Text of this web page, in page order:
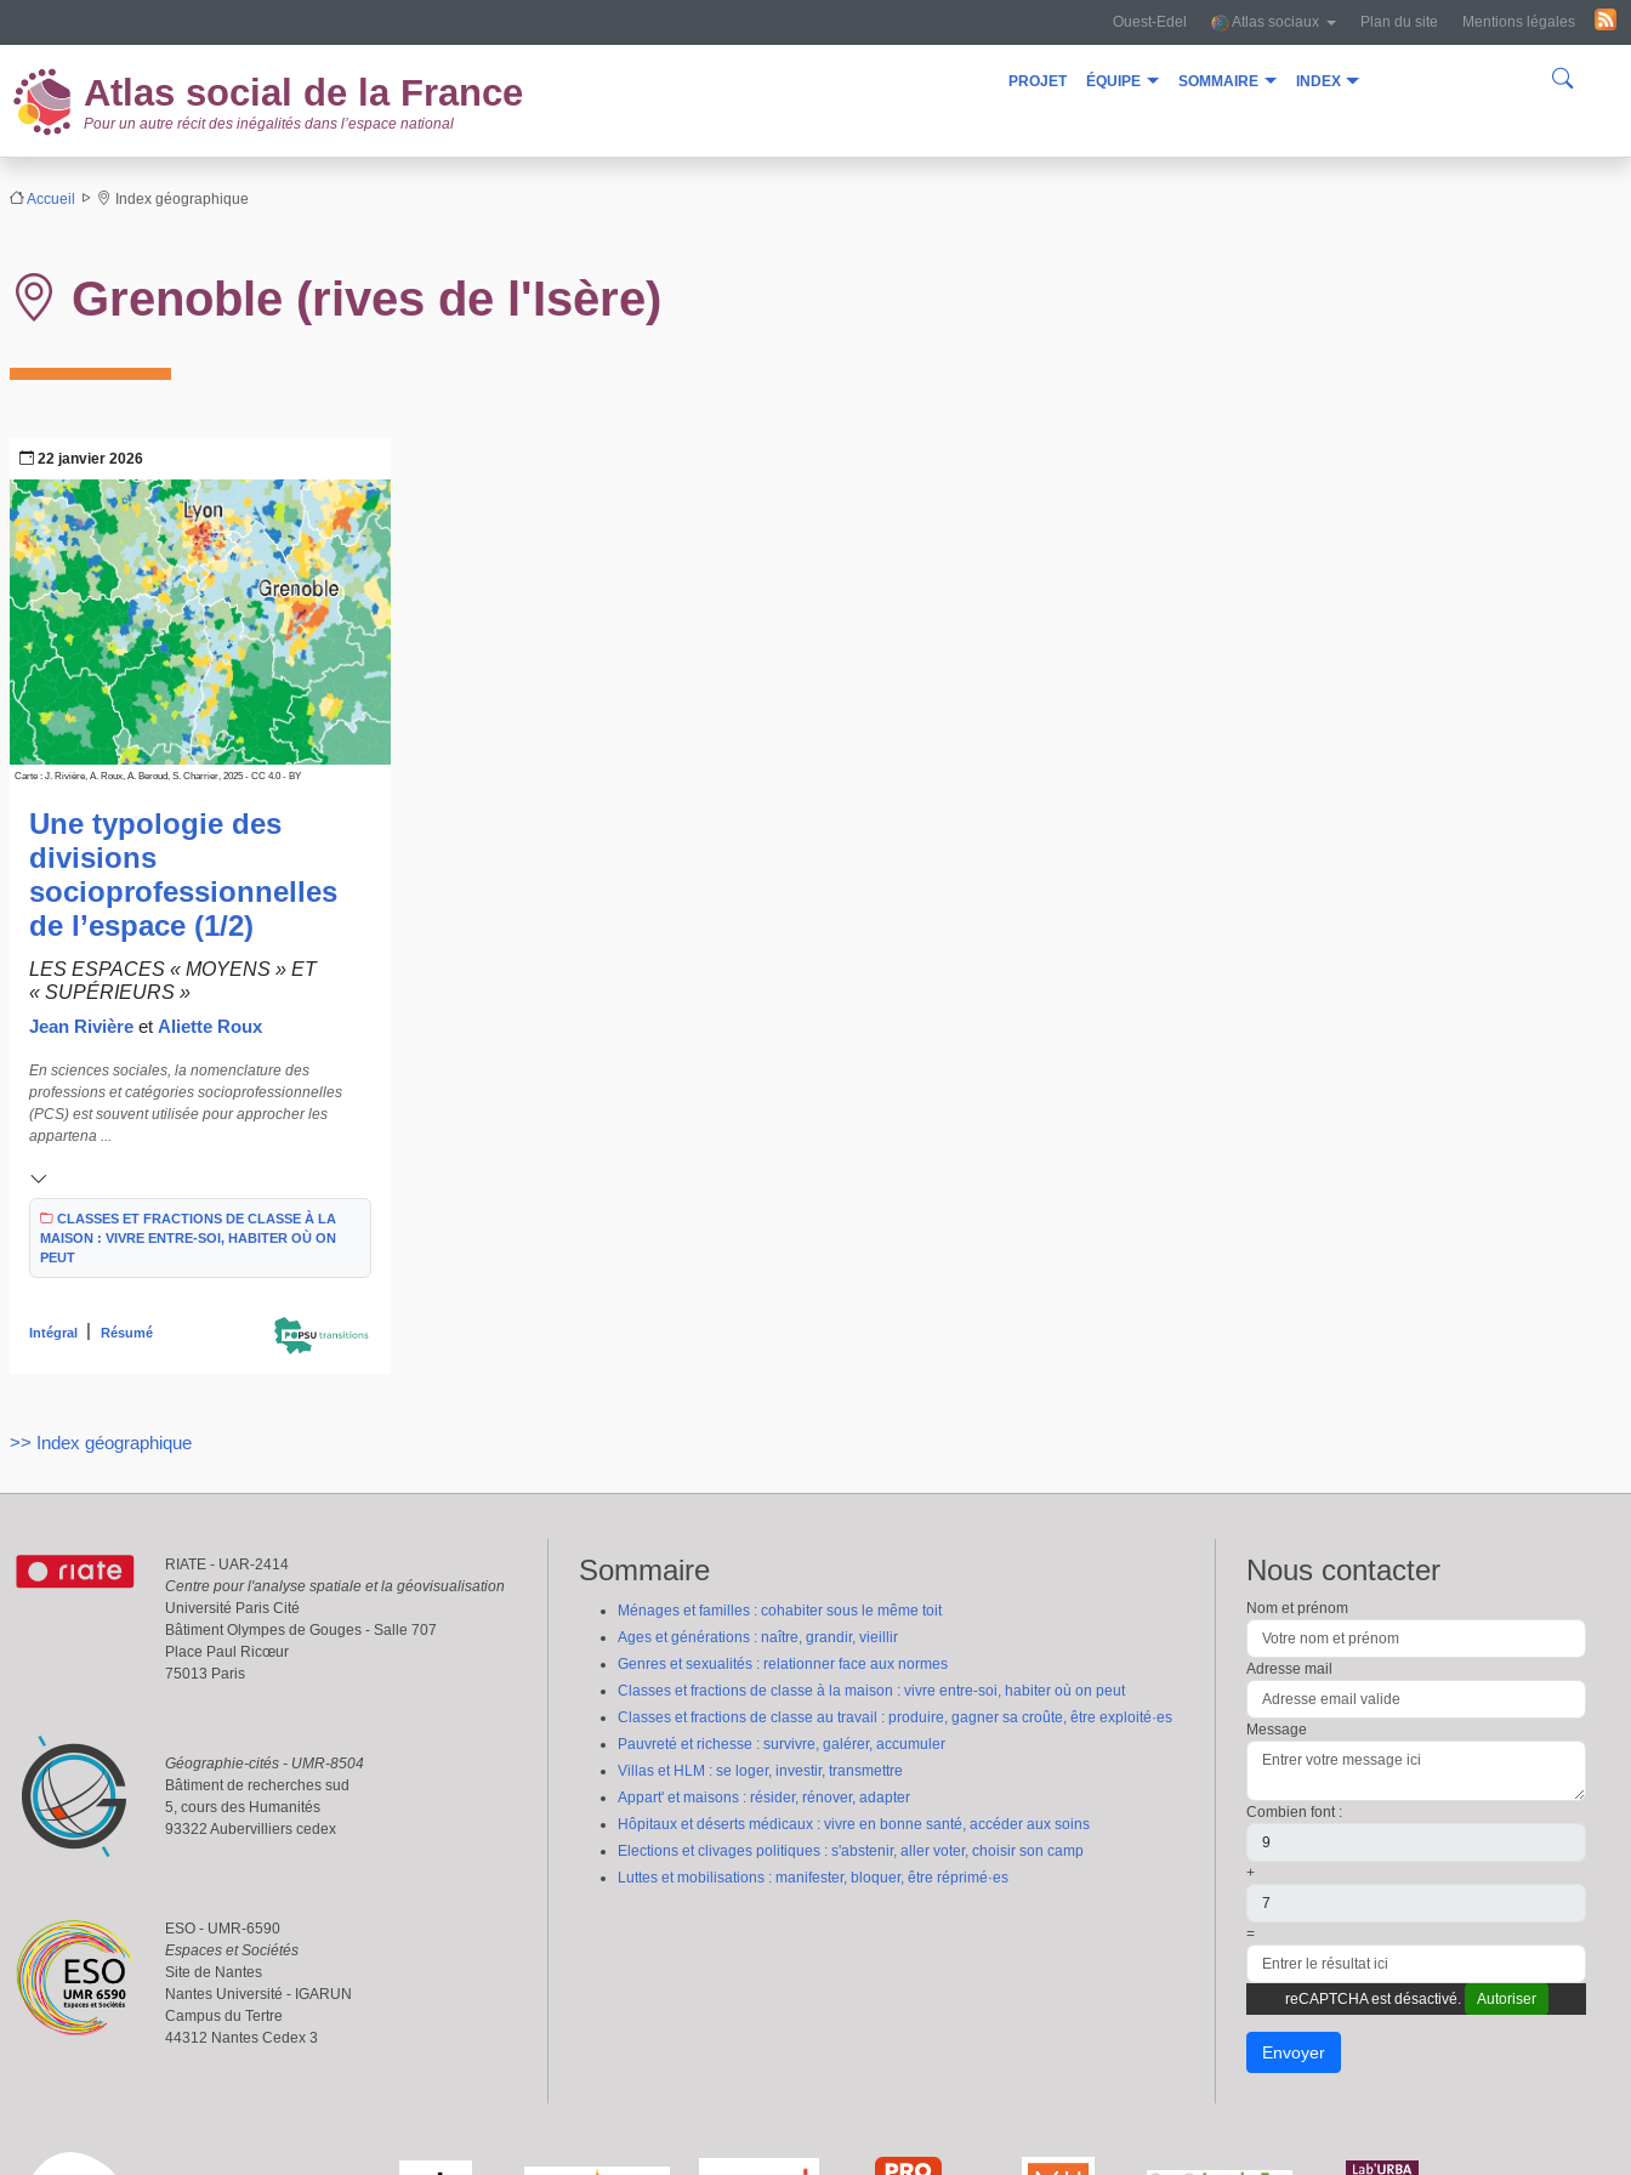
Ouest-Edel Atlas sociaux Plan du site Mentions légales
Atlas social de la France
Pour un autre récit des inégalités dans l’espace national
projet équipe sommaire index
Accueil Index géographique
Grenoble (rives de l'Isère)
22 janvier 2026
Carte : J. Rivière, A. Roux, A. Beroud, S. Charrier, 2025 - CC 4.0 - BY
Une typologie des
divisions
socioprofessionnelles
de l’espace (1/2)
LES ESPACES « MOYENS » ET
« SUPÉRIEURS »
Jean Rivière et Aliette Roux
En sciences sociales, la nomenclature des
professions et catégories socioprofessionnelles
(PCS) est souvent utilisée pour approcher les
appartena ...
CLASSES ET FRACTIONS DE CLASSE À LA
MAISON : VIVRE ENTRE-SOI, HABITER OÙ ON
PEUT
Intégral | Résumé
>> Index géographique
RIATE - UAR-2414
Centre pour l'analyse spatiale et la géovisualisation
Université Paris Cité
Bâtiment Olympes de Gouges - Salle 707
Place Paul Ricœur
75013 Paris
Géographie-cités - UMR-8504
Bâtiment de recherches sud
5, cours des Humanités
93322 Aubervilliers cedex
ESO - UMR-6590
Espaces et Sociétés
Site de Nantes
Nantes Université - IGARUN
Campus du Tertre
44312 Nantes Cedex 3
Sommaire
Ménages et familles : cohabiter sous le même toit
Ages et générations : naître, grandir, vieillir
Genres et sexualités : relationner face aux normes
Classes et fractions de classe à la maison : vivre entre-soi, habiter où on peut
Classes et fractions de classe au travail : produire, gagner sa croûte, être exploité·es
Pauvreté et richesse : survivre, galérer, accumuler
Villas et HLM : se loger, investir, transmettre
Appart' et maisons : résider, rénover, adapter
Hôpitaux et déserts médicaux : vivre en bonne santé, accéder aux soins
Elections et clivages politiques : s'abstenir, aller voter, choisir son camp
Luttes et mobilisations : manifester, bloquer, être réprimé·es
Nous contacter
Nom et prénom
Adresse mail
Message
Combien font :
+
=
reCAPTCHA est désactivé. Autoriser
Envoyer